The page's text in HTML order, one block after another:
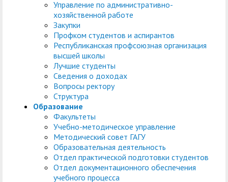
Управление по административно-
хозяйственной работе
Закупки
Профком студентов и аспирантов
Республиканская профсоюзная организация
высшей школы
Лучшие студенты
Сведения о доходах
Вопросы ректору
Структура
Образование
Факультеты
Учебно-методическое управление
Методический совет ГАГУ
Образовательная деятельность
Отдел практической подготовки студентов
Отдел документационного обеспечения
учебного процесса